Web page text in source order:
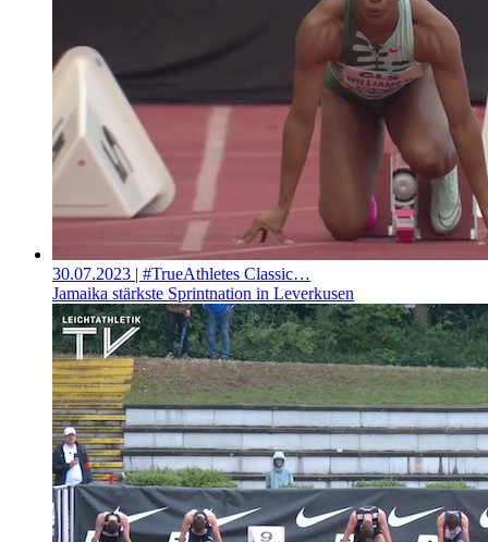
30.07.2023 | #TrueAthletes Classic…
Jamaika stärkste Sprintnation in Leverkusen